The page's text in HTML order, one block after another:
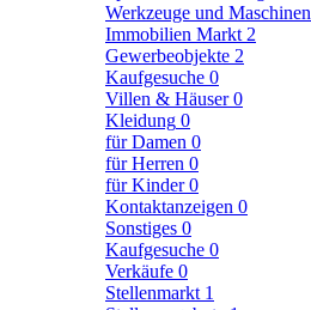
Werkzeuge und Maschinen
Immobilien Markt 2
Gewerbeobjekte 2
Kaufgesuche 0
Villen & Häuser0
Kleidung 0
für Damen 0
für Herren 0
für Kinder0
Kontaktanzeigen 0
Sonstiges 0
Kaufgesuche 0
Verkäufe 0
Stellenmarkt 1